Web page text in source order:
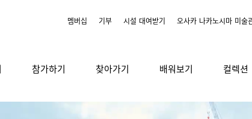
멤버십 기부 시설 대여받기 오사카 나카노시마 미술
참가하기 찾아가기 배워보기 컬렉션